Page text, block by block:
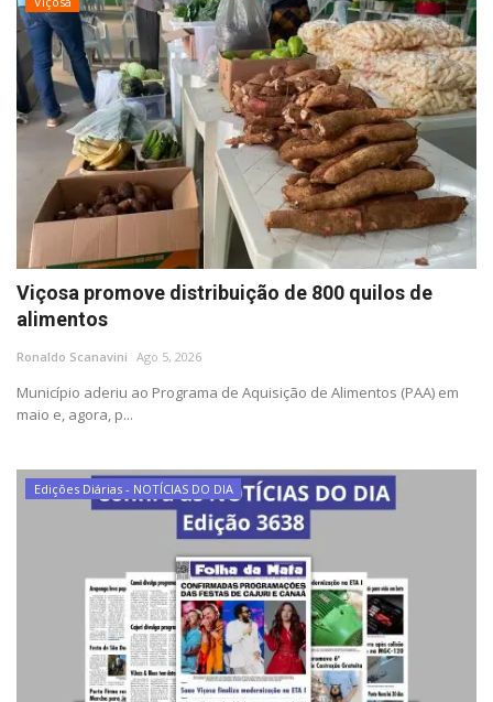
Viçosa promove distribuição de 800 quilos de
alimentos
Ronaldo Scanavini Ago 5, 2026
Município aderiu ao Programa de Aquisição de Alimentos (PAA) em
maio e, agora, p...
Edições Diárias - NOTÍCIAS DO DIA